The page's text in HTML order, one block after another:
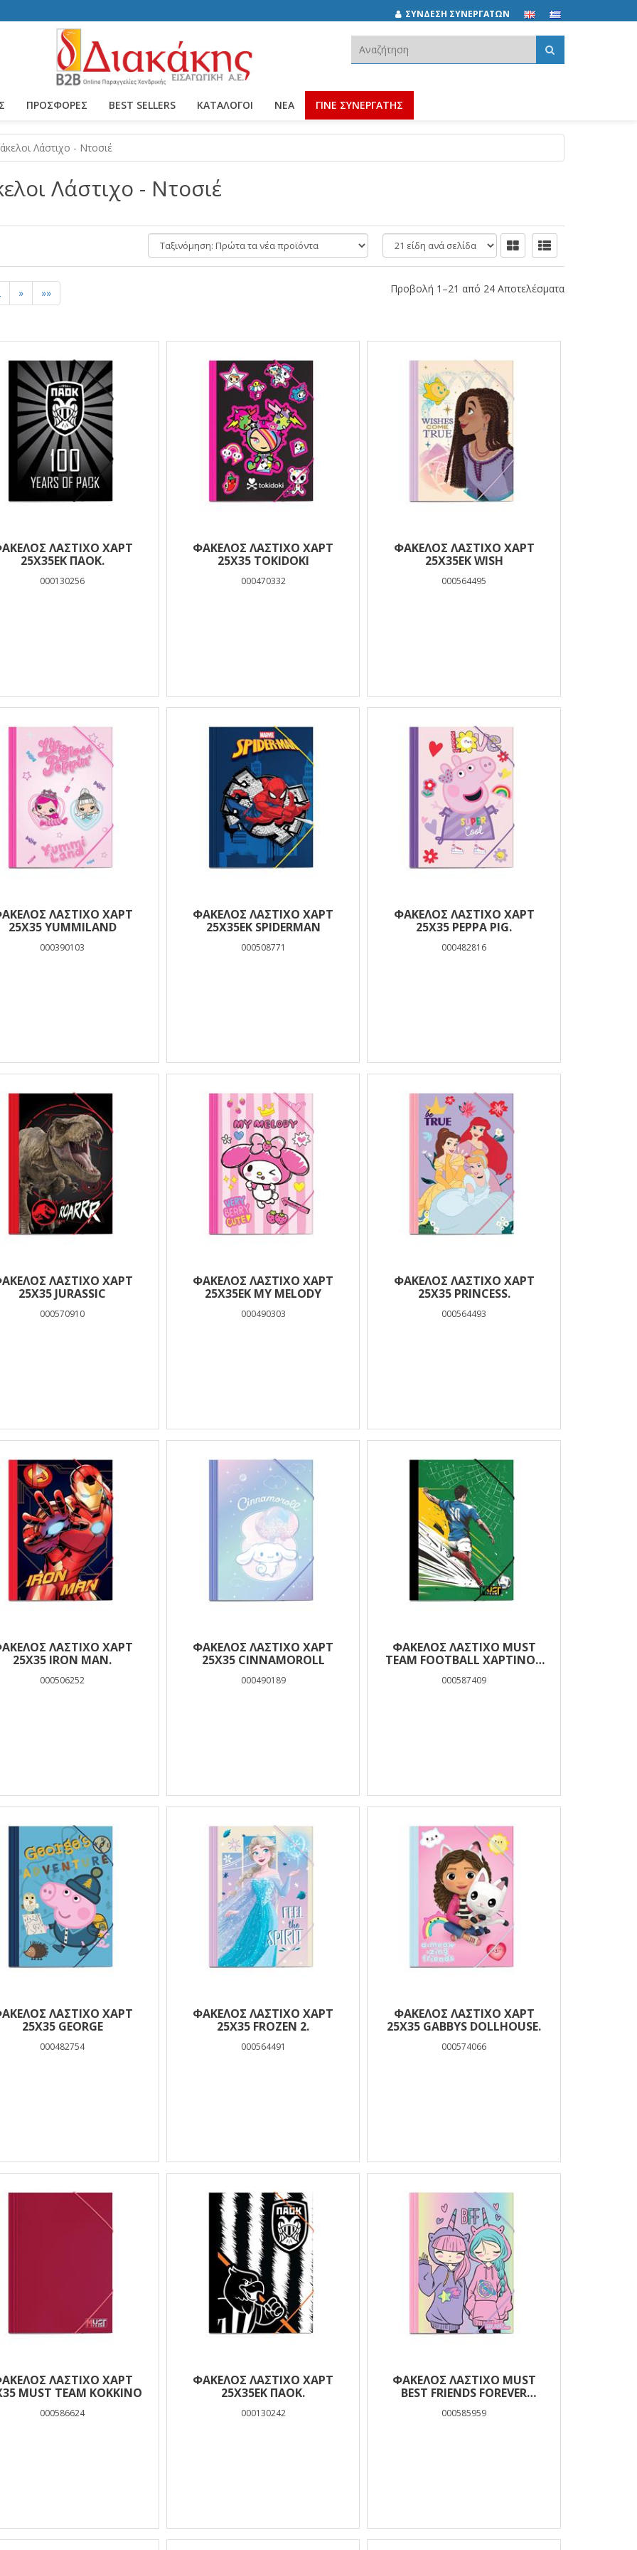
ΣΥΝΔΕΣΗ ΣΥΝΕΡΓΑΤΩΝ
ΠΡΟΣΦΟΡΕΣ BEST SELLERS ΚΑΤΆΛΟΓΟΙ ΝΈΑ ΓΙΝΕ ΣΥΝΕΡΓΑΤΗΣ
Αναζήτηση:
Λάστιχο - Ντοσιέ
Λάστιχο - Ντοσιέ
είδη
ανά
σελίδα
Ταξινόμηση:
» »» Προβολή 1–21 από 24 Αποτελέσματα
ΛΑΣΤΙΧΟ ΧΑΡΤ
25Χ35ΕΚ ΠΑΟΚ.
000130256
ΦΑΚΕΛΟΣ ΛΑΣΤΙΧΟ ΧΑΡΤ
25Χ35 TOKIDOKI
000470332
ΦΑΚΕΛΟΣ ΛΑΣΤΙΧΟ ΧΑΡΤ
25Χ35ΕΚ WISH
000564495
ΛΑΣΤΙΧΟ ΧΑΡΤ
25Χ35 YUMMILAND
000390103
ΦΑΚΕΛΟΣ ΛΑΣΤΙΧΟ ΧΑΡΤ
25Χ35ΕΚ SPIDERMAN
000508771
ΦΑΚΕΛΟΣ ΛΑΣΤΙΧΟ ΧΑΡΤ
25Χ35 PEPPA PIG.
000482816
ΛΑΣΤΙΧΟ ΧΑΡΤ
25Χ35 JURASSIC
000570910
ΦΑΚΕΛΟΣ ΛΑΣΤΙΧΟ ΧΑΡΤ
25Χ35ΕΚ MY MELODY
000490303
ΦΑΚΕΛΟΣ ΛΑΣΤΙΧΟ ΧΑΡΤ
25Χ35 PRINCESS.
000564493
ΛΑΣΤΙΧΟ ΧΑΡΤ
25Χ35 IRON MAN.
000506252
ΦΑΚΕΛΟΣ ΛΑΣΤΙΧΟ ΧΑΡΤ
25Χ35 CINNAMOROLL
000490189
ΦΆΚΕΛΟΣ ΛΆΣΤΙΧΟ MUST
TEAM FOOTBALL ΧΆΡΤΙΝΟΣ
000587409
ΛΑΣΤΙΧΟ ΧΑΡΤ
25Χ35 GEORGE
000482754
ΦΑΚΕΛΟΣ ΛΑΣΤΙΧΟ ΧΑΡΤ
25Χ35 FROZEN 2.
000564491
ΦΑΚΕΛΟΣ ΛΑΣΤΙΧΟ ΧΑΡΤ
25Χ35 GABBYS DOLLHOUSE.
000574066
ΛΑΣΤΙΧΟ ΧΑΡΤ
25Χ35 MUST TEAM ΚΟΚΚΙΝΟ
000586624
ΦΑΚΕΛΟΣ ΛΑΣΤΙΧΟ ΧΑΡΤ
25Χ35ΕΚ ΠΑΟΚ.
000130242
ΦΆΚΕΛΟΣ ΛΆΣΤΙΧΟ MUST
BEST FRIENDS FOREVER
000585959